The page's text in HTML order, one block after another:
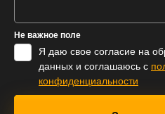
Не важное поле
Я даю свое согласие на
данных и соглашаюсь с
конфиденциальности